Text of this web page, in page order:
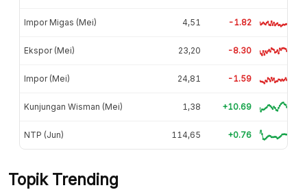
Impor Migas (Mei) 4,51 -1.82
Ekspor (Mei) 23,20 -8.30
Impor (Mei) 24,81 -1.59
Kunjungan Wisman (Mei) 1,38 +10.69
NTP (Jun) 114,65 +0.76
Topik Trending